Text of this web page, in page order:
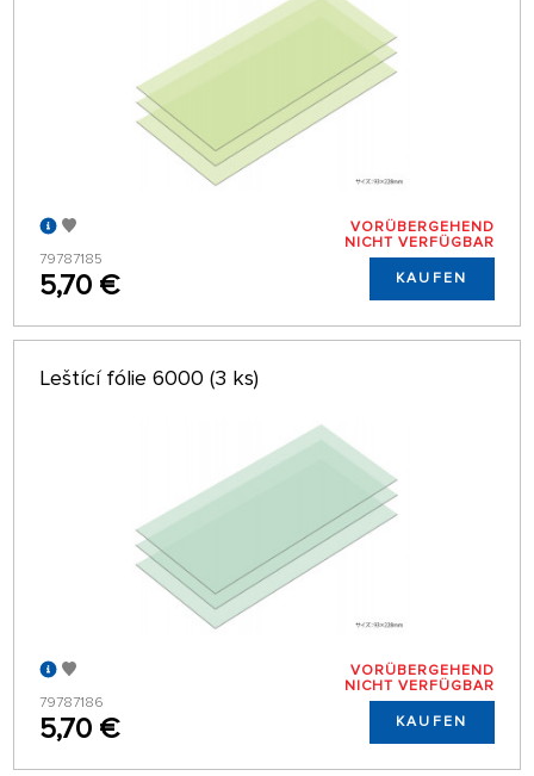
79787185
5,70 €
VORÜBERGEHEND
NICHT VERFÜGBAR
KAUFEN
Leštící fólie 6000 (3 ks)
79787186
5,70 €
VORÜBERGEHEND
NICHT VERFÜGBAR
KAUFEN